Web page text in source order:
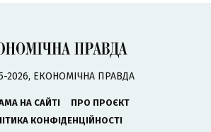
2026, ЕКОНОМІЧНА ПРАВДА
НА САЙТІ
ПРО ПРОЄКТ
КОНФІДЕНЦІЙНОСТІ